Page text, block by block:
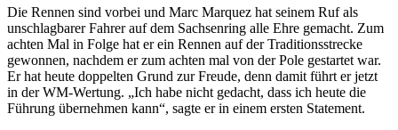
Die Rennen sind vorbei und Marc Marquez hat seinem Ruf als
unschlagbarer Fahrer auf dem Sachsenring alle Ehre gemacht. Zum
achten Mal in Folge hat er ein Rennen auf der Traditionsstrecke
gewonnen, nachdem er zum achten mal von der Pole gestartet war.
Er hat heute doppelten Grund zur Freude, denn damit führt er jetzt
in der WM-Wertung. „Ich habe nicht gedacht, dass ich heute die
Führung übernehmen kann“, sagte er in einem ersten Statement.